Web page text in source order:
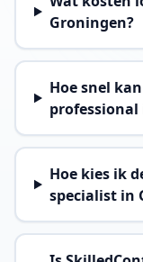
Groningen?
Hoe snel
Hoe kies ik
specialist in